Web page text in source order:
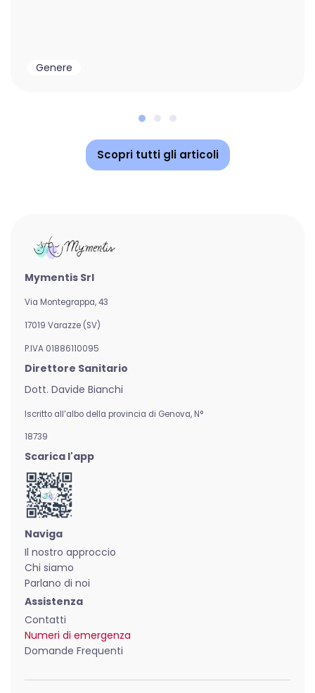
Genere
Scopri tutti gli articoli
Mymentis Srl
Via Montegrappa, 43
17019 Varazze (SV)
P.IVA 01886110095
Direttore Sanitario
Dott. Davide Bianchi
Iscritto all’albo della provincia di Genova, N°
18739
Scarica l'app
Naviga
Il nostro approccio
Chi siamo
Parlano di noi
Assistenza
Contatti
Numeri di emergenza
Domande Frequenti